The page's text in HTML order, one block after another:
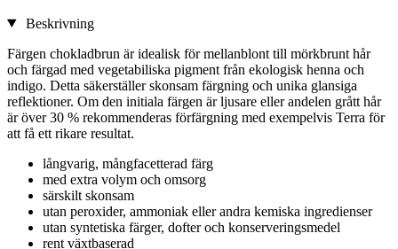
Beskrivning
Färgen chokladbrun är idealisk för mellanblont till mörkbrunt hår
och färgad med vegetabiliska pigment från ekologisk henna och
indigo. Detta säkerställer skonsam färgning och unika glansiga
reflektioner. Om den initiala färgen är ljusare eller andelen grått hår
är över 30 % rekommenderas förfärgning med exempelvis Terra för
att få ett rikare resultat.
långvarig, mångfacetterad färg
med extra volym och omsorg
särskilt skonsam
utan peroxider, ammoniak eller andra kemiska ingredienser
utan syntetiska färger, dofter och konserveringsmedel
rent växtbaserad